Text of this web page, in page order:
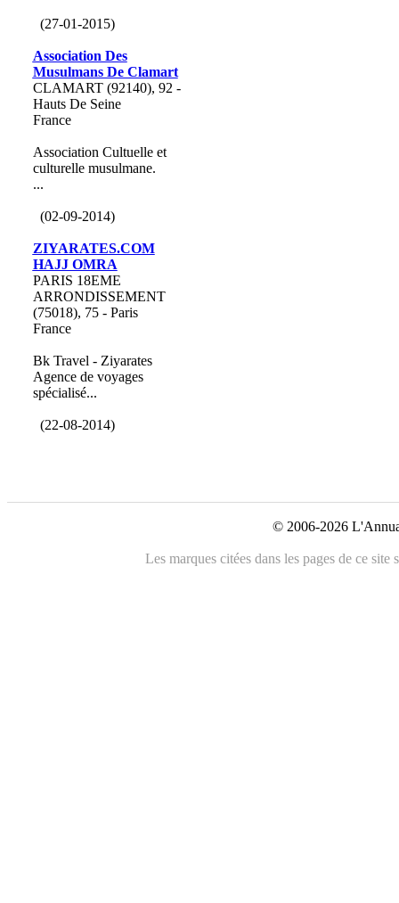
(27-01-2015)
Association Des
Musulmans De Clamart
CLAMART (92140), 92 -
Hauts De Seine
France
Association Cultuelle et
culturelle musulmane.
...
(02-09-2014)
ZIYARATES.COM
HAJJ OMRA
PARIS 18EME
ARRONDISSEMENT
(75018), 75 - Paris
France
Bk Travel - Ziyarates
Agence de voyages
spécialisé...
(22-08-2014)
© 2006-2026
Les marques citées dans les pages de ce